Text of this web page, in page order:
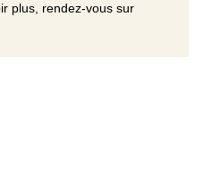
plus, rendez-vous sur